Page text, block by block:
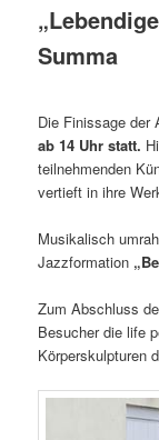
Summa
Die Finissage
ab 14 Uhr statt.
teilnehmenden
vertieft in ihre
Musikalisch
Jazzformation
Zum Abschluss
Besucher die life
Körperskulpturen